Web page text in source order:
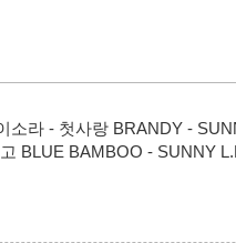
라 - 첫사랑 BRANDY -
BLUE BAMBOO - SUNNY